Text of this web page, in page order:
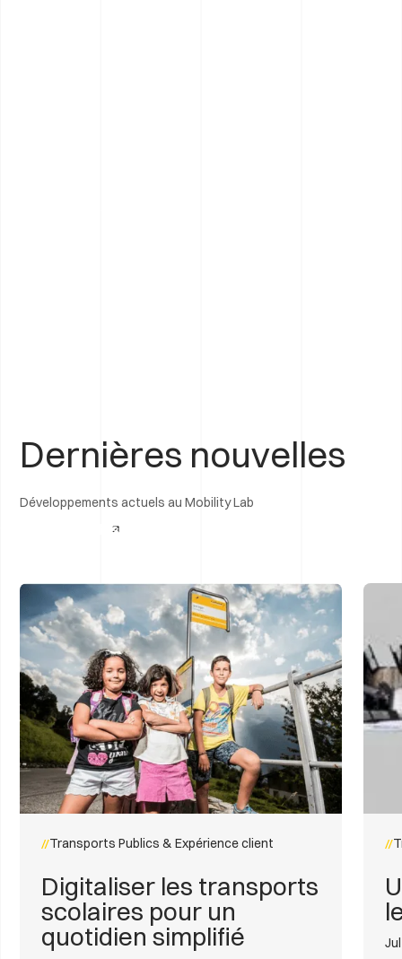
Dernières nouvelles
Développements actuels au Mobility Lab
Voir tous les articles
Transports Publics & Expérience client
Digitaliser les transports
scolaires pour un
quotidien simplifié